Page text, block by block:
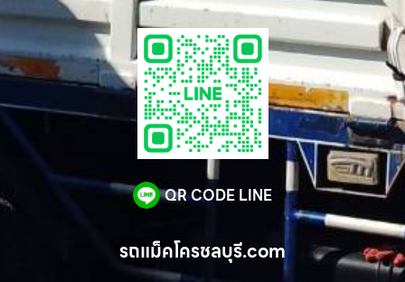
QR CODE LINE
รถแม็คโครชลบุรี.com